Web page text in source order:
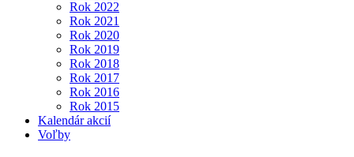
Rok 2022
Rok 2021
Rok 2020
Rok 2019
Rok 2018
Rok 2017
Rok 2016
Rok 2015
Kalendár akcií
Voľby